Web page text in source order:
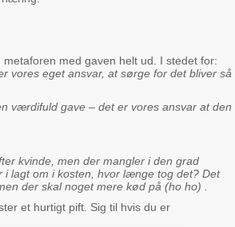
med gaven helt ud. I stedet for:
vores eget ansvar, at sørge for det bliver så
værdifuld gave – det er vores ansvar at den
kvinde, men der mangler i den grad
i lagt om i kosten, hvor længe tog det? Det
der skal noget mere kød på (ho ho) .
et hurtigt pift. Sig til hvis du er